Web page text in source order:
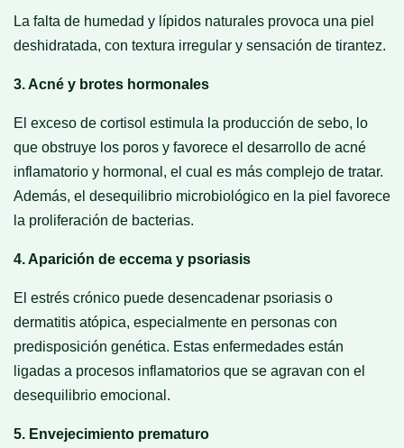
La falta de humedad y lípidos naturales provoca una piel
deshidratada, con textura irregular y sensación de tirantez.
3. Acné y brotes hormonales
El exceso de cortisol estimula la producción de sebo, lo
que obstruye los poros y favorece el desarrollo de acné
inflamatorio y hormonal, el cual es más complejo de tratar.
Además, el desequilibrio microbiológico en la piel favorece
la proliferación de bacterias.
4. Aparición de eccema y psoriasis
El estrés crónico puede desencadenar psoriasis o
dermatitis atópica, especialmente en personas con
predisposición genética. Estas enfermedades están
ligadas a procesos inflamatorios que se agravan con el
desequilibrio emocional.
5. Envejecimiento prematuro